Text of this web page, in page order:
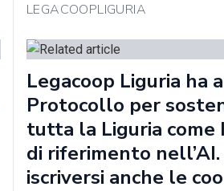
LEGACOOPLIGURIA
Legacoop Liguria ha
Protocollo per
tutta la Liguria come
di riferimento nell’AI.
iscriversi anche le